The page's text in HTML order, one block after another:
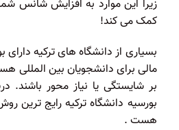
زیرا این موارد به افزایش شانس
کمک می کند!
بسیاری از دانشگاه های ترکیه
مالی برای دانشجویان بین المللی
بر شایستگی یا نیاز محور باشند.
بورسیه دانشگاه ترکیه رایج ترین
هست .